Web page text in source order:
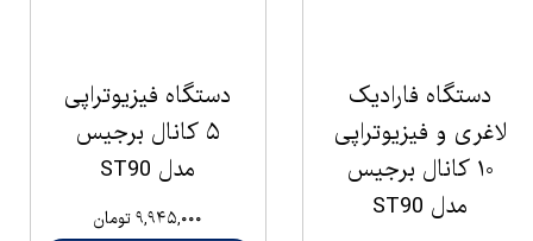
دستگاه فارادیک
لاغری و فیزیوتراپی
۱۰ کانال برجیس
مدل ST90
دستگاه فیزیوتراپی
۵ کانال برجیس
مدل ST90
۹,۹۴۵,۰۰۰ تومان